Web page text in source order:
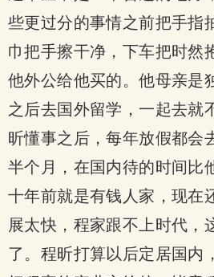
些更过分的事情之前把手指
巾把手擦干净，下车把时然
他外公给他买的。他母亲是
之后去国外留学，一起去就
昕懂事之后，每年放假都会
半个月，在国内待的时间比
十年前就是有钱人家，现在
展太快，程家跟不上时代，
了。程昕打算以后定居国内